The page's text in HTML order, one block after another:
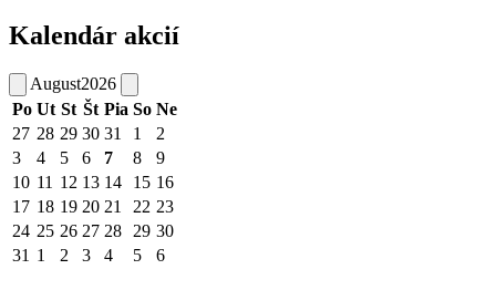
Kalendár akcií
August2026
Po Ut St Št Pia So Ne
27 28 29 30 31 1
2
3
4 5 6 7 8
9
10 11 12 13 14 15 16
17 18 19 20 21 22 23
24 25 26 27 28 29 30
31 1 2 3 4 5 6